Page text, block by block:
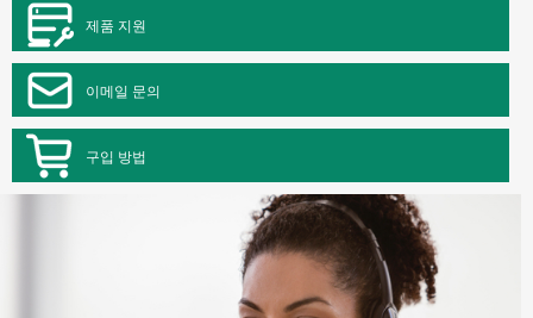
제품 지원
이메일 문의
구입 방법